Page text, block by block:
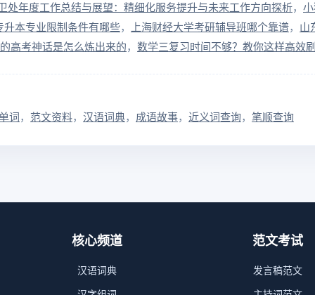
处年度工作总结与展望：精细化服务提升与未来工作方向探析
升本专业限制条件有哪些
上海财经大学考研辅导班哪个靠谱
山
高考神话是怎么炼出来的
数学三复习时间不够？教你这样高效
词 范文资料 汉语词典 成语故事 近义词查询 笔顺查询
核心频道
汉语词典
范文考试
发言稿范文